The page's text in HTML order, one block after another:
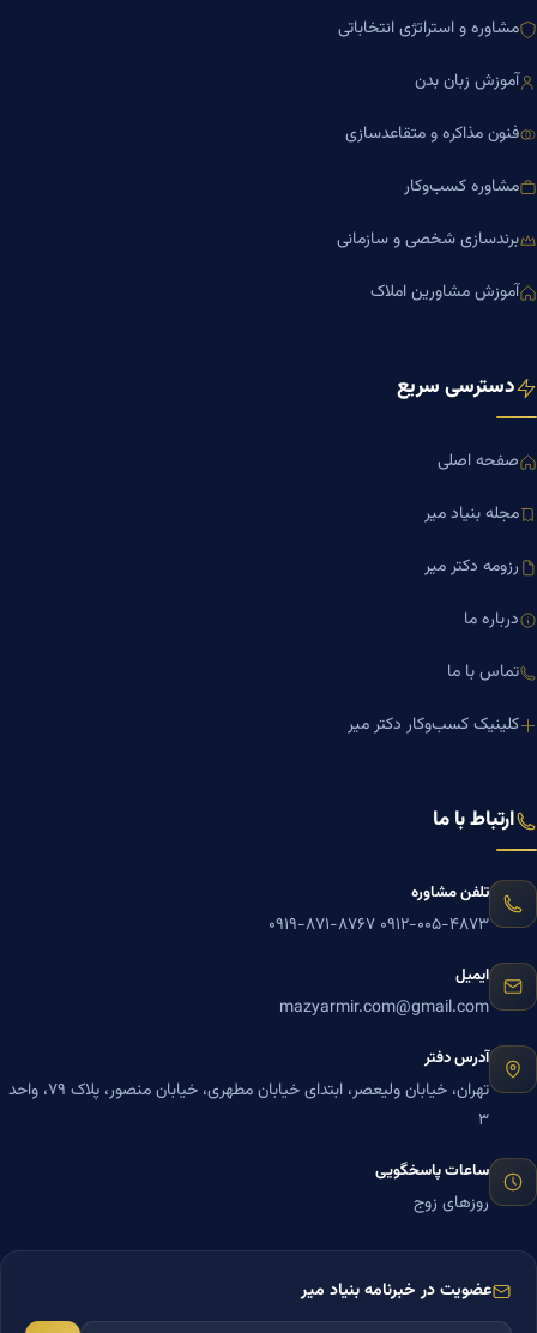
مشاوره و استراتژی انتخاباتی
آموزش زبان بدن
فنون مذاکره و متقاعدسازی
مشاوره کسب‌وکار
برندسازی شخصی و سازمانی
آموزش مشاورین املاک
دسترسی سریع
صفحه اصلی
مجله بنیاد میر
رزومه دکتر میر
درباره ما
تماس با ما
کلینیک کسب‌وکار دکتر میر
ارتباط با ما
تلفن مشاوره
۰۹۱۲-۰۰۵-۴۸۷۳ ۰۹۱۹-۸۷۱-۸۷۶۷
ایمیل
mazyarmir.com@gmail.com
آدرس دفتر
تهران، خیابان ولیعصر، ابتدای خیابان مطهری، خیابان منصور، پلاک ۷۹، واحد
۳
ساعات پاسخگویی
روزهای زوج
عضویت در خبرنامه بنیاد میر